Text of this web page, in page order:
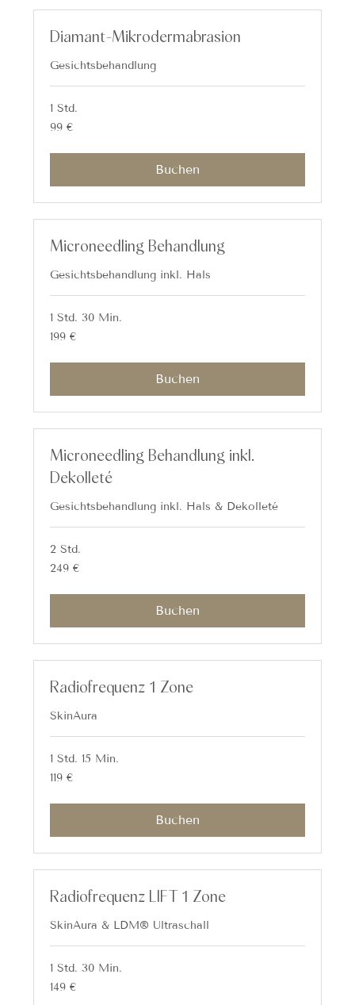
Diamant-Mikrodermabrasion
Gesichtsbehandlung
1 Std.
99
Euro
99 €
Buchen
Microneedling Behandlung
Gesichtsbehandlung inkl. Hals
1 Std. 30 Min.
199
Euro
199 €
Buchen
Microneedling Behandlung inkl.
Dekolleté
Gesichtsbehandlung inkl. Hals & Dekolleté
2 Std.
249
Euro
249 €
Buchen
Radiofrequenz 1 Zone
SkinAura
1 Std. 15 Min.
119
Euro
119 €
Buchen
Radiofrequenz LIFT 1 Zone
SkinAura & LDM® Ultraschall
1 Std. 30 Min.
149
Euro
149 €